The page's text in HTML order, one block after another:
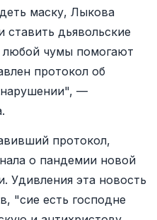
маску, Лыкова
ставить дьявольские
любой чумы помогают
протокол об
—
протокол,
о пандемии новой
Удивления эта новость
"сие есть господне